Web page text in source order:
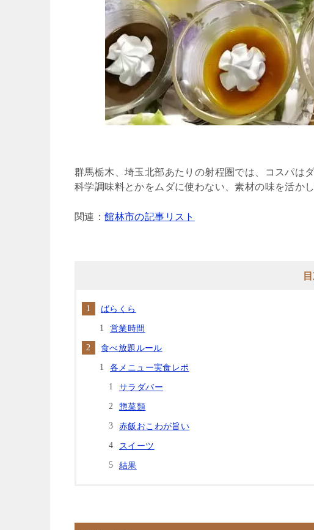
群馬栃木、埼玉北部あたりの射程圏では、コスパは
科学調味料とかをムダに使わない、素材の味を活か
関連：館林市の記事リスト
ばらくら
営業時間
食べ放題ルール
各メニュー実食レポ
サラダバー
惣菜類
赤飯おこわが旨い
スイーツ
結果